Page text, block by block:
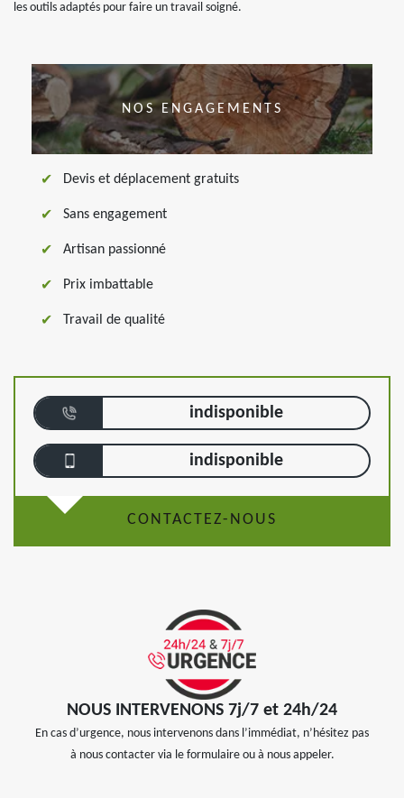
les outils adaptés pour faire un travail soigné.
NOS ENGAGEMENTS
Devis et déplacement gratuits
Sans engagement
Artisan passionné
Prix imbattable
Travail de qualité
indisponible
indisponible
CONTACTEZ-NOUS
NOUS INTERVENONS 7j/7 et 24h/24
En cas d’urgence, nous intervenons dans l’immédiat, n’hésitez pas
à nous contacter via le formulaire ou à nous appeler.